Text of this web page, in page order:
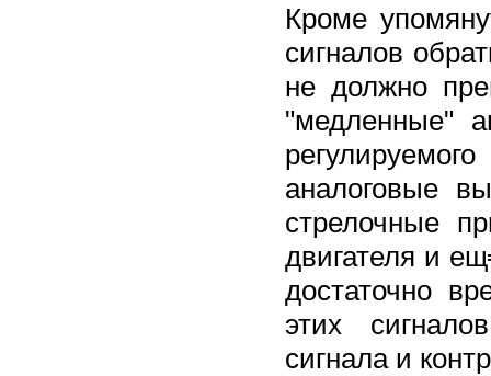
Кроме
сигналов
не должно
"медленные"
аналоговые
стрелочные
двигателя и
достаточно
этих
сигнала и